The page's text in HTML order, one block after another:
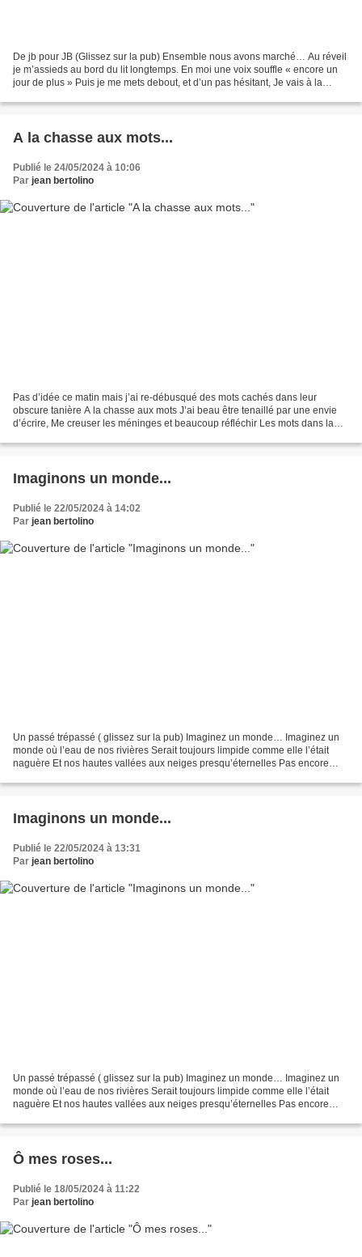
De jb pour JB (Glissez sur la pub) Ensemble nous avons marché… Au réveil
je m’assieds au bord du lit longtemps. En moi une voix souffle « encore un
jour de plus » Puis je me mets debout, et d’un pas hésitant, Je vais à la
A la chasse aux mots...
Publié le 24/05/2024 à 10:06
Par jean bertolino
Pas d’idée ce matin mais j’ai re-débusqué des mots cachés dans leur
obscure tanière A la chasse aux mots J’ai beau être tenaillé par une envie
d’écrire, Me creuser les méninges et beaucoup réfléchir Les mots dans la
Imaginons un monde...
Publié le 22/05/2024 à 14:02
Par jean bertolino
Un passé trépassé ( glissez sur la pub) Imaginez un monde… Imaginez un
monde où l’eau de nos rivières Serait toujours limpide comme elle l’était
naguère Et nos hautes vallées aux neiges presqu’éternelles Pas encore
Imaginons un monde...
Publié le 22/05/2024 à 13:31
Par jean bertolino
Un passé trépassé ( glissez sur la pub) Imaginez un monde… Imaginez un
monde où l’eau de nos rivières Serait toujours limpide comme elle l’était
naguère Et nos hautes vallées aux neiges presqu’éternelles Pas encore
Ô mes roses...
Publié le 18/05/2024 à 11:22
Par jean bertolino